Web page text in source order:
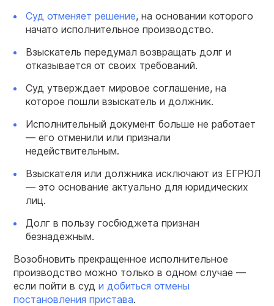
Суд отменяет решение, на основании которого
начато исполнительное производство.
Взыскатель передумал возвращать долг и
отказывается от своих требований.
Суд утверждает мировое соглашение, на
которое пошли взыскатель и должник.
Исполнительный документ больше не работает
— его отменили или признали
недействительным.
Взыскателя или должника исключают из ЕГРЮЛ
— это основание актуально для юридических
лиц.
Долг в пользу госбюджета признан
безнадежным.
Возобновить прекращенное исполнительное
производство можно только в одном случае —
если пойти в суд и добиться отмены
постановления пристава.